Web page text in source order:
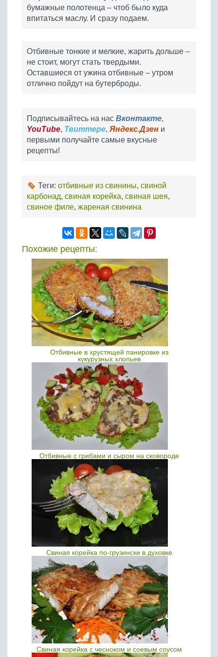
бумажные полотенца – чтоб было куда
впитаться маслу. И сразу подаем.
Отбивные тонкие и мелкие, жарить дольше –
не стоит, могут стать твердыми.
Оставшиеся от ужина отбивные – утром
отлично пойдут на бутерброды.
Подписывайтесь на нас Вконтакте,
YouTube, Твиттере, Яндекс.Дзен и
первыми получайте самые вкусные
рецепты!
Теги: отбивные из свинины, свиной
карбонад, свиная корейка, свиная шея,
свиное филе, жареная свинина
Похожие рецепты:
Отбивные в хрустящей панировке из
кукурузных хлопьев
Отбивные с грибами и сыром на сковороде
Свиная корейка по-грузински в духовке
Свиная корейка с чесноком и соевым соусом